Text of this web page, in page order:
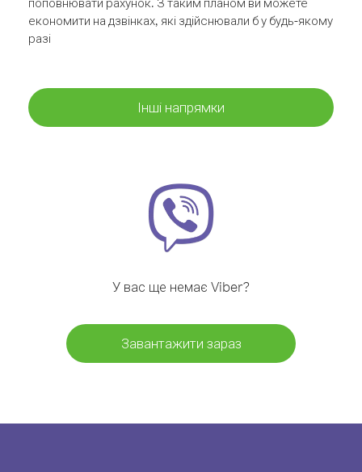
економити на дзвінках, які здійснювали б у будь-якому
разі
Інші напрямки
У вас ще немає Viber?
Завантажити зараз